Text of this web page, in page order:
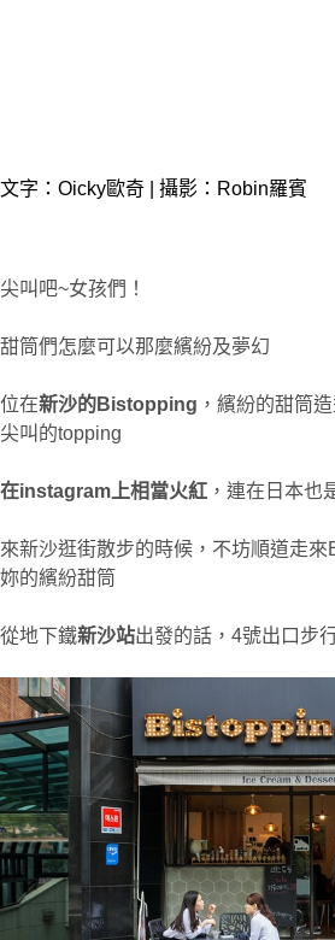
文字：Oicky歐奇 | 攝影：Robin羅賓
尖叫吧~女孩們！
甜筒們怎麼可以那麼繽紛及夢幻
位在新沙的Bistopping ，繽紛的甜筒
尖叫的topping
在instagram上相當火紅 ，連在日本也
來新沙逛街散步的時候，不坊順道走
妳的繽紛甜筒
從地下鐵新沙站出發的話，4號出口步